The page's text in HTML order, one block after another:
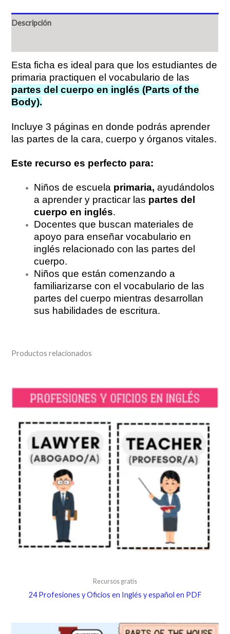
Descripción
Esta ficha es ideal para que los estudiantes de
primaria practiquen el vocabulario de las
partes del cuerpo en inglés (Parts of the
Body).
Incluye 3 páginas en donde podrás aprender
las partes de la cara, cuerpo y órganos vitales.
Este recurso es perfecto para:
Niños de escuela primaria, ayudándolos
a aprender y practicar las partes del
cuerpo en inglés.
Docentes que buscan materiales de
apoyo para enseñar vocabulario en
inglés relacionado con las partes del
cuerpo.
Niños que están comenzando a
familiarizarse con el vocabulario de las
partes del cuerpo mientras desarrollan
sus habilidades de escritura.
Productos relacionados
Recursos gratis
24 Profesiones y Oficios en Inglés y español en PDF